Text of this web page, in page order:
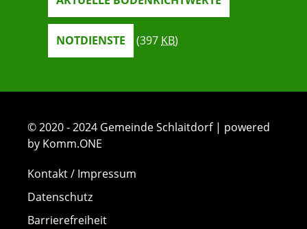
NOTDIENSTE (397 KB)
© 2020 - 2024 Gemeinde Schlaitdorf | powered
by Komm.ONE
Kontakt / Impressum
Datenschutz
Barrierefreiheit